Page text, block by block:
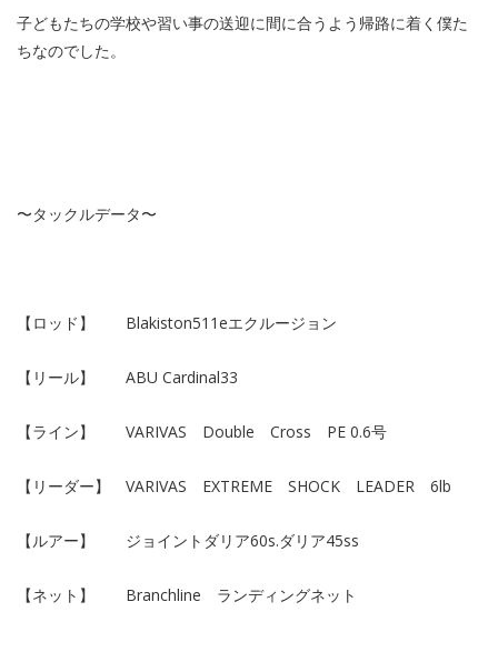
子どもたちの学校や習い事の送迎に間に合うよう帰路に着く僕た
ちなのでした。
〜タックルデータ〜
【ロッド】 Blakiston511eエクルージョン
【リール】 ABU Cardinal33
【ライン】 VARIVAS Double Cross PE 0.6号
【リーダー】 VARIVAS EXTREME SHOCK LEADER 6lb
【ルアー】 ジョイントダリア60s.ダリア45ss
【ネット】 Branchline ランディングネット